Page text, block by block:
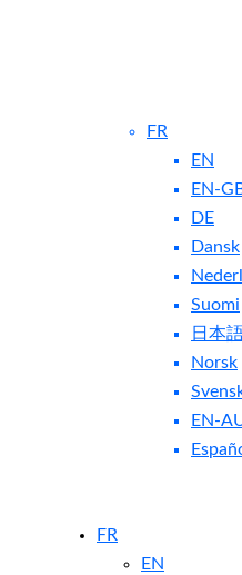
FR
EN
EN-
DE
Dansk
Suomi
日本
Norsk
EN-
FR
EN